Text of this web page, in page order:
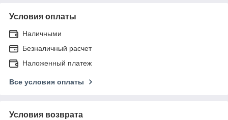
Условия оплаты
Наличными
Безналичный расчет
Наложенный платеж
Все условия оплаты
Условия возврата